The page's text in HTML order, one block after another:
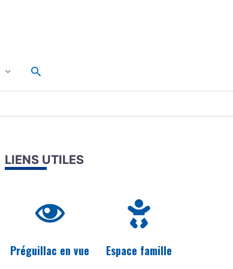
Rechercher
LIENS UTILES
Préguillac en vue Espace famille